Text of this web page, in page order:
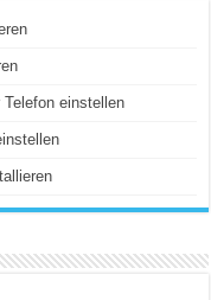
einstellen